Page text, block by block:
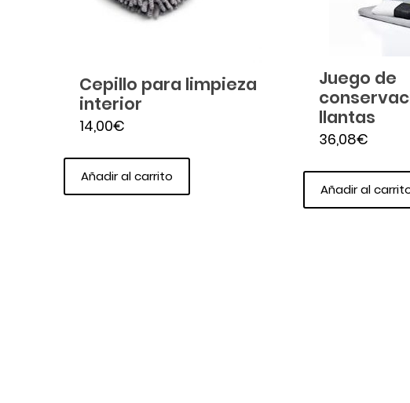
Cepillo para limpieza
interior
14,00€
Añadir al carrito
Juego de
llantas
36,08€
Añadir al